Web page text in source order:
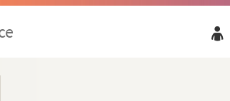
27 août 1556